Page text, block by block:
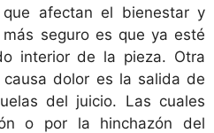
que afectan el bienestar y
más seguro es que ya esté
interior de la pieza. Otra
causa dolor es la salida de
del juicio. Las cuales
o por la hinchazón del